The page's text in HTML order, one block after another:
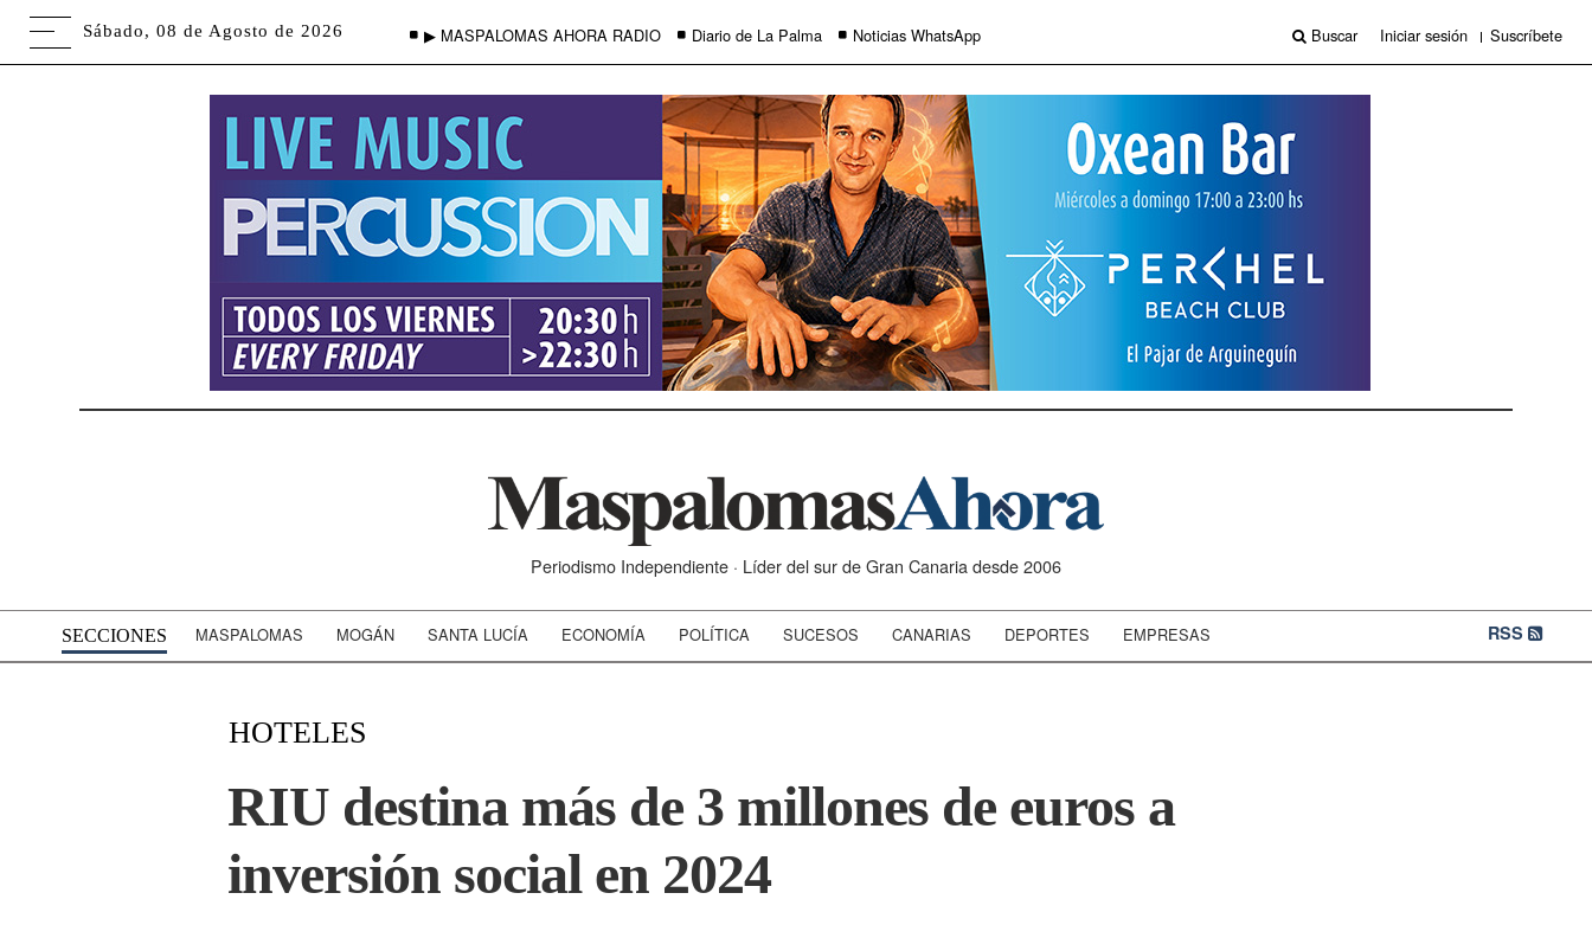
Sábado, 08 de Agosto de 2026 ▶ MASPALOMAS AHORA RADIO Diario de La Palma Noticias WhatsApp Buscar Iniciar sesión Suscríbete
Periodismo Independiente · Líder del sur de Gran Canaria desde 2006
SECCIONES MASPALOMAS MOGÁN SANTA LUCÍA ECONOMÍA POLÍTICA SUCESOS CANARIAS DEPORTES EMPRESAS RSS
HOTELES
RIU destina más de 3 millones de euros a
inversión social en 2024